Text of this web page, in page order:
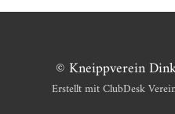
© Kneippverein
Erstellt mit ClubDesk